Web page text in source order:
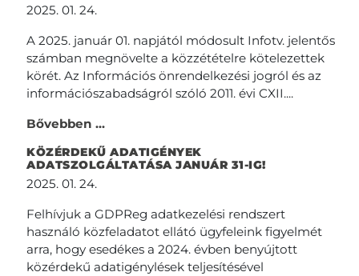
2025. 01. 24.
A 2025. január 01. napjától módosult Infotv. jelentős
számban megnövelte a közzétételre kötelezettek
körét. Az Információs önrendelkezési jogról és az
információszabadságról szóló 2011. évi CXII....
Bővebben ...
KÖZÉRDEKŰ ADATIGÉNYEK
ADATSZOLGÁLTATÁSA JANUÁR 31-IG!
2025. 01. 24.
Felhívjuk a GDPReg adatkezelési rendszert
használó közfeladatot ellátó ügyfeleink figyelmét
arra, hogy esedékes a 2024. évben benyújtott
közérdekű adatigénylések teljesítésével